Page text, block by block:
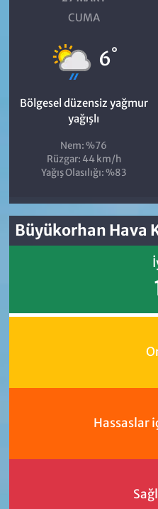
CUMA
6°
Bölgesel düzensiz yağmur
yağışlı
Nem: %76
Rüzgar: 44 km/h
Yağış Olasılığı: %83
Büyükorhan Hava
Hassaslar